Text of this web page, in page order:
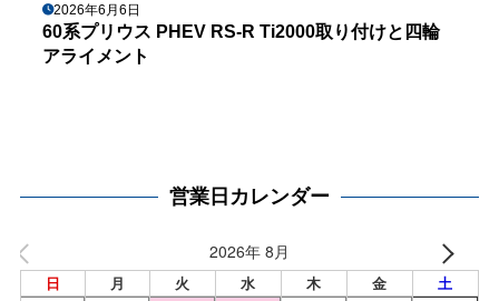
2026年6月6日
60系プリウス PHEV RS-R Ti2000取り付けと四輪
アライメント
営業日カレンダー
2026年 8月
日 月 火 水 木 金 土